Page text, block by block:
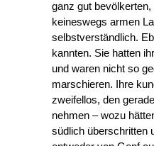
ganz gut
keineswegs armen
selbstverständlich.
kannten. Sie hatten
und waren nicht so
marschieren. Ihre
zweifellos, den
nehmen – wozu
südlich überschritten